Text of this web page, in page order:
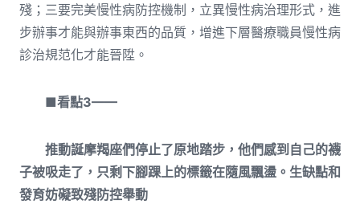
殘；三要完美慢性病防控機制，立異慢性病治理形式，進
步辦事才能與辦事東西的品質，增進下層醫療職員慢性病
診治規范化才能晉陞。
■看點3——
推動誕摩羯座們停止了原地踏步，他們感到自己的襪
子被吸走了，只剩下腳踝上的標籤在隨風飄盪。生缺點和
發育妨礙致殘防控舉動